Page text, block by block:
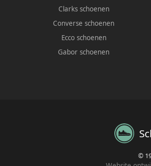
Clarks schoenen
Converse schoenen
Ecco schoenen
Gabor schoenen
©